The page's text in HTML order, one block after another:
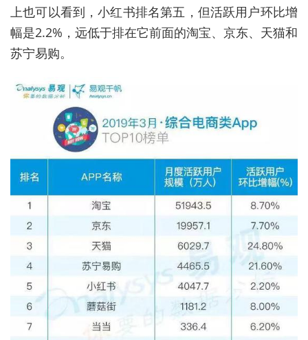
上也可以看到，小红书排名第五，但活跃用户环比增
幅是2.2%，远低于排在它前面的淘宝、京东、天猫和
苏宁易购。